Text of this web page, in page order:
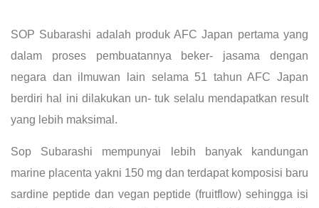
SOP Subarashi adalah produk AFC Japan pertama yang
dalam proses pembuatannya beker- jasama dengan
negara dan ilmuwan lain selama 51 tahun AFC Japan
berdiri hal ini dilakukan un- tuk selalu mendapatkan result
yang lebih maksimal.
Sop Subarashi mempunyai lebih banyak kandungan
marine placenta yakni 150 mg dan terdapat komposisi baru
sardine peptide dan vegan peptide (fruitflow) sehingga isi